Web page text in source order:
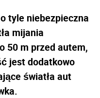
tyle niebezpieczna
mijania
50 m przed autem,
jest dodatkowo
światła aut